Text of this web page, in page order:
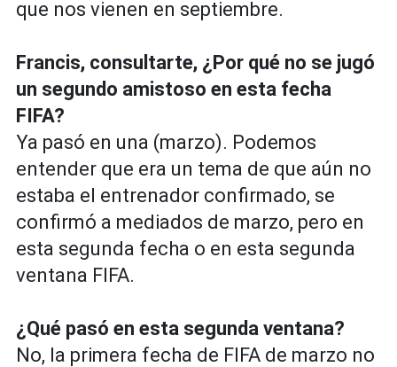
que nos vienen en septiembre.
Francis, consultarte, ¿Por qué no se jugó
un segundo amistoso en esta fecha
FIFA?
Ya pasó en una (marzo). Podemos
entender que era un tema de que aún no
estaba el entrenador confirmado, se
confirmó a mediados de marzo, pero en
esta segunda fecha o en esta segunda
ventana FIFA.
¿Qué pasó en esta segunda ventana?
No, la primera fecha de FIFA de marzo no